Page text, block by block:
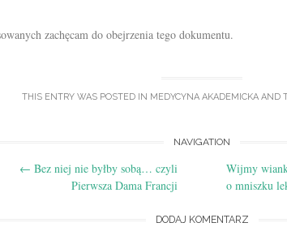
zachęcam do obejrzenia tego dokumentu.
THIS ENTRY WAS POSTED IN MEDYCYNA AKADEMICKA AND
NAVIGATION
← Bez niej nie byłby sobą… czyli
Pierwsza Dama Francji
Wijmy
o mniszku
DODAJ KOMENTARZ